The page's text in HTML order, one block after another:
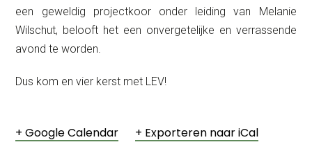
een geweldig projectkoor onder leiding van Melanie
Wilschut, belooft het een onvergetelijke en verrassende
avond te worden.
Dus kom en vier kerst met LEV!
+ Google Calendar + Exporteren naar iCal